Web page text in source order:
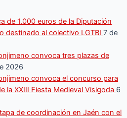
de 1.000 euros de la Diputación
destinado al colectivo LGTBI 7 de
convoca tres plazas de
2026
convoca el concurso para
la XXIII Fiesta Medieval Visigoda 6
de coordinación en Jaén con el